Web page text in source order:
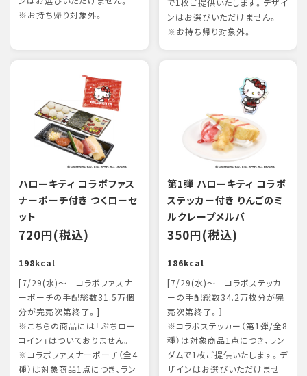
※お持ち帰り対象外。
で1枚ご提供いたします。デザイ
ンはお選びいただけません。
※お持ち帰り対象外。
ハローキティ コラボファス
ナーポーチ付き つくローセ
ット
720円(税込)
198kcal
[7/29(水)～ コラボファスナ
ーポーチの手配総数31.5万個
分が完売次第終了。]
※こちらの商品には「ぷちロー
コイン」はついておりません。
※コラボファスナーポーチ（全4
種）は対象商品1点につき、ラン
第1弾 ハローキティ コラボ
ステッカー付き りんごのミ
ルクレープメルバ
350円(税込)
186kcal
[7/29(水)～ コラボステッカ
ーの手配総数34.2万枚分が完
売次第終了。］
※コラボステッカー（第1弾/全8
種）は対象商品1点につき、ラン
ダムで1枚ご提供いたします。デ
ザインはお選びいただけませ